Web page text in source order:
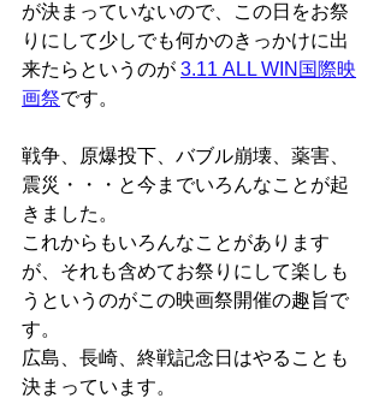
が決まっていないので、この日をお祭
りにして少しでも何かのきっかけに出
来たらというのが 3.11 ALL WIN国際映
画祭です。
戦争、原爆投下、バブル崩壊、薬害、
震災・・・と今までいろんなことが起
きました。
これからもいろんなことがあります
が、それも含めてお祭りにして楽しも
うというのがこの映画祭開催の趣旨で
す。
広島、長崎、終戦記念日はやることも
決まっています。